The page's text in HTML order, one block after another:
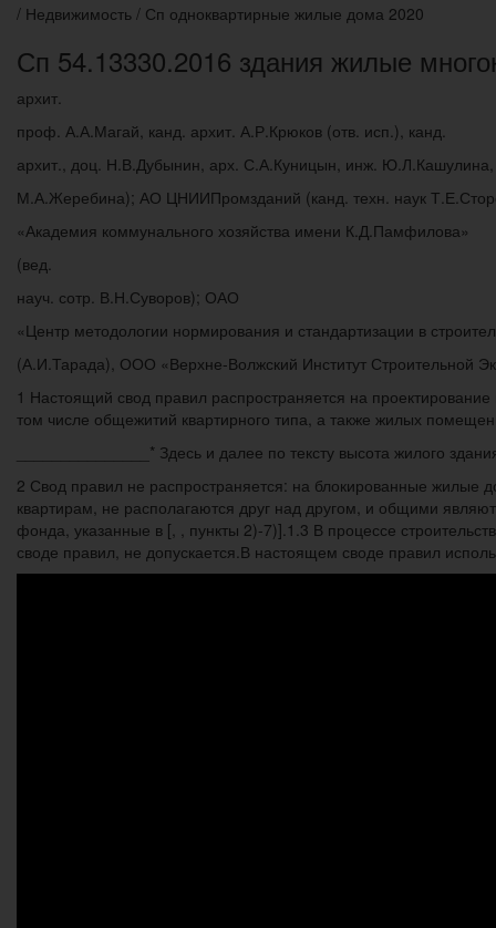
/ Недвижимость / Сп одноквартирные жилые дома 2020
Сп 54.13330.2016 здания жилые
архит.
проф. А.А.Магай, канд. архит. А.Р.Крюков (отв. исп.), канд.
архит., доц. Н.В.Дубынин, арх. С.А.Куницын, инж.
М.А.Жеребина); АО ЦНИИПромзданий (канд. техн. наук
«Академия коммунального хозяйства имени К.Д.Памфилова»
(вед.
науч. сотр. В.Н.Суворов); ОАО
«Центр методологии нормирования и стандартизации в
(А.И.Тарада), ООО «Верхне-Волжский Институт Строительной
1 Настоящий свод правил распространяется на
том числе общежитий квартирного типа, а также жилых
_______________* Здесь и далее по тексту высота жилого
2 Свод правил не распространяется: на блокированные жилые
квартирам, не располагаются друг над другом, и общими
фонда, указанные в [, , пункты 2)-7)].1.3 В процессе
своде правил, не допускается.В настоящем своде правил